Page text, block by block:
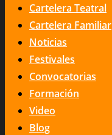
Cartelera Teatral
Cartelera Familiar
Noticias
Festivales
Convocatorias
Formación
Video
Blog